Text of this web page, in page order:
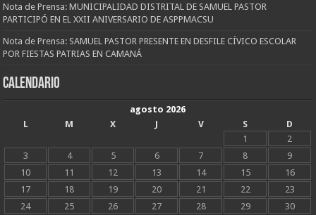
Nota de Prensa: MUNICIPALIDAD DISTRITAL DE SAMUEL PASTOR
PARTICIPÓ EN EL XXII ANIVERSARIO DE ASPPMACSU
Nota de Prensa: SAMUEL PASTOR PRESENTE EN DESFILE CÍVICO ESCOLAR
POR FIESTAS PATRIAS EN CAMANÁ
CALENDARIO
agosto 2026
L
M X J V S
D
1
2
3
4 5 6 7 8
9
10
11 12 13 14 15
16
17
18 19 20 21 22
23
24
25 26 27 28 29 30